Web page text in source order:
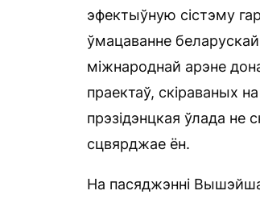
эфектыўную сістэму
ўмацаванне
міжнароднай арэне
праектаў, скіраваных
прэзідэнцкая ўлада
сцвярджае ён.
На пасяджэнні